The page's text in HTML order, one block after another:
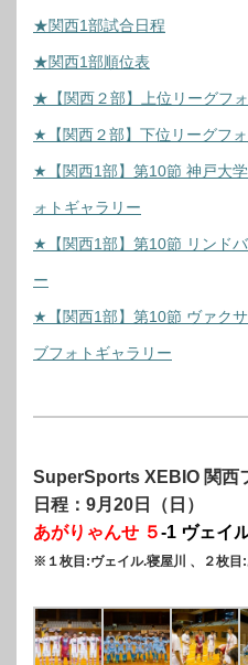
★関西1部試合日程
★関西1部順位表
★【関西２部】上位リーグフ
★【関西２部】下位リーグフ
★【関西1部】第10節 神戸大
ォトギャラリー
★【関西1部】第10節 リンド
ー
★【関西1部】第10節 ヴァク
ブフォトギャラリー
SuperSports XEBIO 関西
日程：9月20日（日）
あがりゃんせ ５-1 ヴェイ
※１枚目:ヴェイル.寝屋川 、２枚目